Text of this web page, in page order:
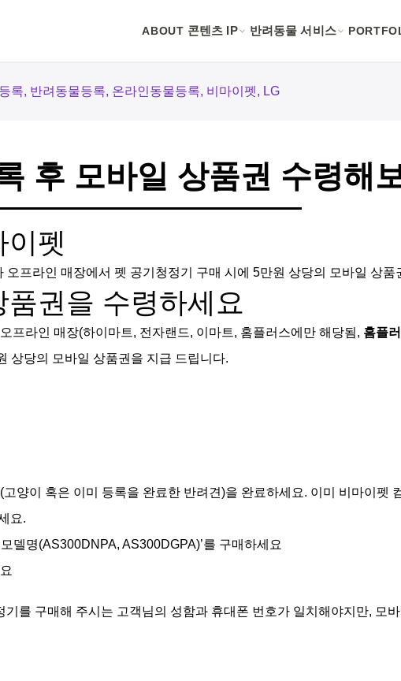
ABOUT 콘텐츠 IP 반려동물 서비스
록, 반려동물등록, 온라인동물등록, 비마이펫, LG
후 모바일 상품권 수령해
펫
프라인 매장에서 펫 공기청정기 구매 시에 5만원 상당의 모바일 상품
권을 수령하세요
프라인 매장(하이마트, 전자랜드, 이마트, 홈플러스에만 해당됨, 홈플
상당의 모바일 상품권을 지급 드립니다.
양이 혹은 이미 등록을 완료한 반려견)을 완료하세요. 이미 비마이펫
요.
델명(AS300DNPA, AS300DGPA)’를 구매하세요
를 구매해 주시는 고객님의 성함과 휴대폰 번호가 일치해야지만, 모